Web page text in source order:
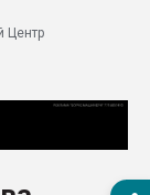
план в
Центр